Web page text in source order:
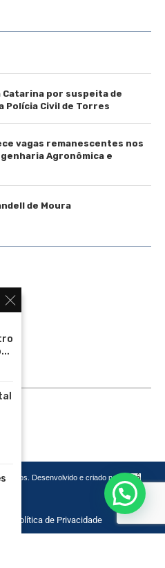
por suspeita de
Polícia Civil de Torres
vagas remanescentes nos
Agronômica e
de Moura
Desenvolvido e criado por
Cadô
Política de Privacidade